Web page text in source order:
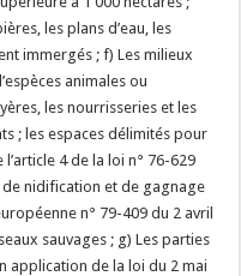
les plans d’eau, les
immergés ; f) Les milieux
animales ou
les nourrisseries et les
; les espaces délimités pour
4 de la loi n° 76-629
nidification et de gagnage
n° 79-409 du 2 avril
sauvages ; g) Les parties
application de la loi du 2 mai